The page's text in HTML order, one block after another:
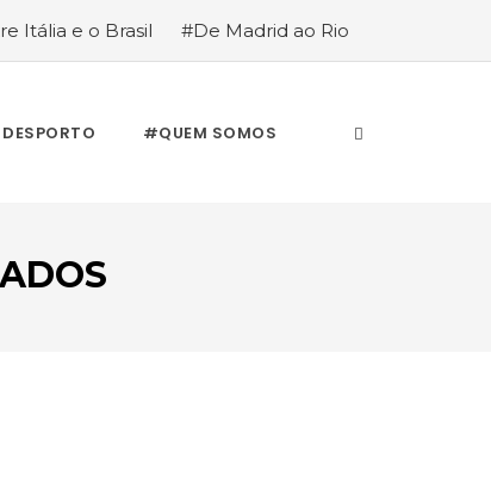
Itália e o Brasil
#De Madrid ao Rio
DESPORTO #QUEM SOMOS